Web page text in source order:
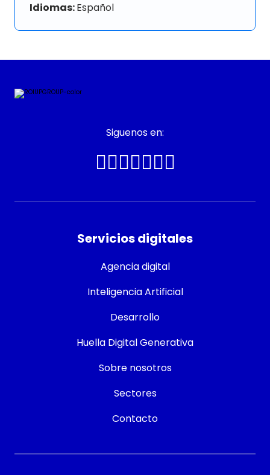
Idiomas:Español
Siguenos en:
Servicios digitales
Agencia digital
Inteligencia Artificial
Desarrollo
Huella Digital Generativa
Sobre nosotros
Sectores
Contacto